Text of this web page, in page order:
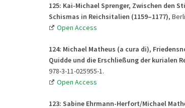
125: Kai-Michael Sprenger, Zwischen den
Schismas in Reichsitalien (1159–1177),
Open Access
124: Michael Matheus (a cura di),
Quidde und die Erschließung der kurialen
978-3-11-025955-1.
Open Access
123: Sabine Ehrmann-Herfort/Michael